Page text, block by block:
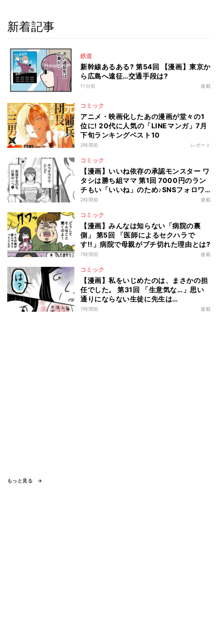
新着記事
鉄道
新幹線あるある? 第54回 【漫画】東京か
ら広島へ遠征…交通手段は?
11分前 連載
コミック
アニメ・映画化したあの漫画が堂々の1
位に! 20代に人気の「LINEマンガ」7月
下旬ランキングベスト10
2時間前 レポート
コミック
【漫画】いいね依存の承認モンスター ワ
タシは勝ち組ママ 第1回 7000円のラン
チもい「いいね」のため♪SNSフォロワ
ー2万人の"キラキラママ"の生活とは?
2時間前 連載
コミック
【漫画】みんなは知らない「病院の裏
側」 第5回 「医師によるセクハラで
す!!」病院で母親がブチ切れた理由とは?
7時間前 連載
コミック
【漫画】私をいじめたのは、まさかの担
任でした。 第31回 「生意気な…」思い
通りにならない生徒に先生は…
7時間前 連載
もっと見る